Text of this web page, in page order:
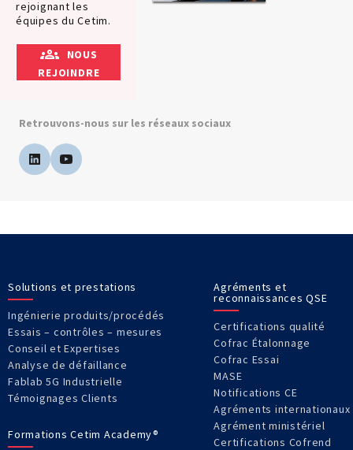
rejoignant les
équipes du Cetim.
NOUS
REJOINDRE
Retrouvons-nous sur les réseaux sociaux
Solutions et prestations
Ingénierie produits/procédés
Essais – contrôles – mesures
Conseil et Expertises
Analyse de défaillance
Fablab 5G Industrielle
Témoignages Clients
Formations Cetim Academy®
Agréments et
reconnaissances QSE
Certifications qualité
Cofrac Étalonnage
Cofrac Essai
MASE
Notifications CE
Agréments internationaux
Agrément ministériel
Certifications Cofrend